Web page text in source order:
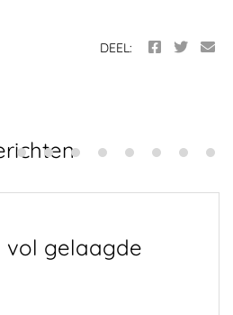
DEEL:
vol gelaagde